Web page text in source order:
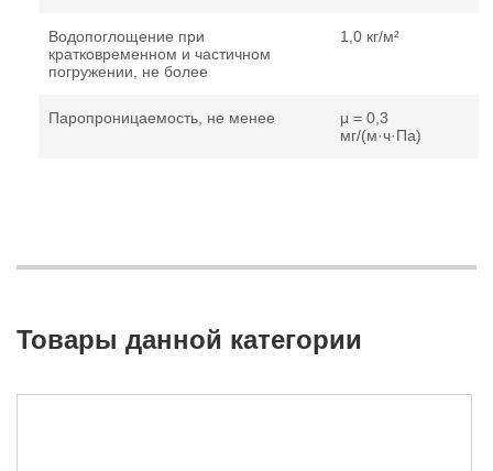
Водопоглощение при
кратковременном и частичном
погружении, не более
1,0 кг/м²
Паропроницаемость, не менее
μ = 0,3
мг/(м·ч·Па)
Товары данной категории